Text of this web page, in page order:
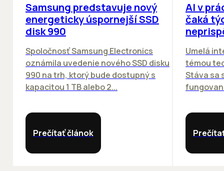
Samsung predstavuje nový
energeticky úspornejší SSD
disk 990
Spoločnosť Samsung Electronics
oznámila uvedenie nového SSD disku
990 na trh, ktorý bude dostupný s
kapacitou 1 TB alebo 2...
Prečítať článok
AI v
čaká
Umelá
témou
Stáva sa